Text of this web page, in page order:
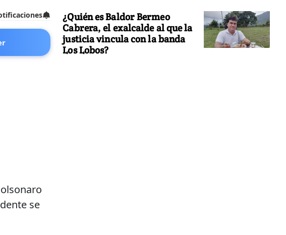
se
¿Quién es Baldor Bermeo
Cabrera, el exalcalde al que la
justicia vincula con la banda
Los Lobos?